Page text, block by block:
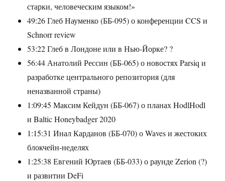
старки, человеческим языком!»
49:26 Глеб Науменко (ББ-095) о конференции CCS и
Schnorr review
53:22 Глеб в Лондоне или в Нью-Йорке? ?
56:44 Анатолий Рессин (ББ-065) о новостях Parsiq и
разработке центрального репозитория (для
неназванной страны)
1:09:45 Максим Кейдун (ББ-067) о планах HodlHodl
и Baltic Honeybadger 2020
1:15:31 Инал Карданов (ББ-070) о Waves и жестоких
блокчейн-неделях
1:25:38 Евгений Юртаев (ББ-033) о раунде Zerion (?)
и развитии DeFi